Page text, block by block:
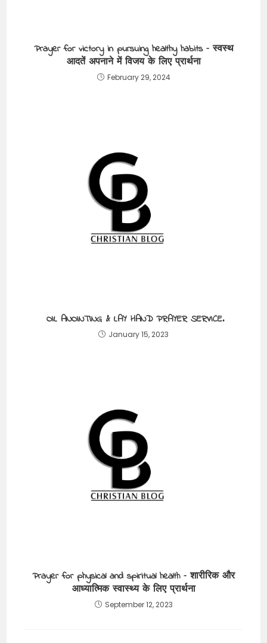
Prayer for victory in pursuing healthy habits – स्वस्थ
आदतें अपनाने में विजय के लिए प्रार्थना
February 29, 2024
OIL ANOINTING & LAY HAND PRAYER SERVICE.
January 15, 2023
Prayer for physical and spiritual health – शारीरिक और
आध्यात्मिक स्वास्थ्य के लिए प्रार्थना
September 12, 2023